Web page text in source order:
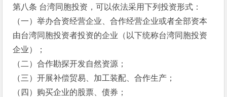
第八条 台湾同胞投资，可以依法采用下列投资形式：
（一）举办合资经营企业、合作经营企业或者全部资本
由台湾同胞投资者投资的企业（以下统称台湾同胞投资
企业）；
（二）合作勘探开发自然资源；
（三）开展补偿贸易、加工装配、合作生产；
（四）购买企业的股票、债券；